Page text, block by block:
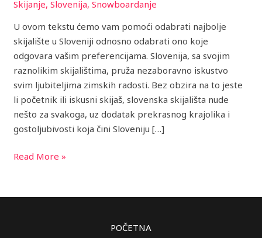
Skijanje,Slovenija,Snowboardanje
U ovom tekstu ćemo vam pomoći odabrati najbolje
skijalište u Sloveniji odnosno odabrati ono koje
odgovara vašim preferencijama. Slovenija, sa svojim
raznolikim skijalištima, pruža nezaboravno iskustvo
svim ljubiteljima zimskih radosti. Bez obzira na to jeste
li početnik ili iskusni skijaš, slovenska skijališta nude
nešto za svakoga, uz dodatak prekrasnog krajolika i
gostoljubivosti koja čini Sloveniju […]
za
pamćenje
Read More »
POČETNA